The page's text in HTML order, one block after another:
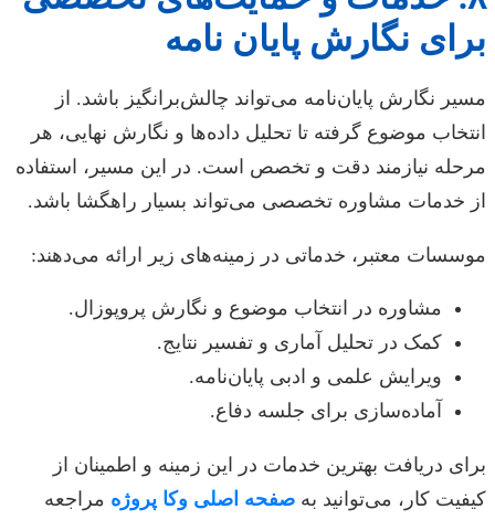
برای نگارش پایان نامه
مسیر نگارش پایان‌نامه می‌تواند چالش‌برانگیز باشد. از
انتخاب موضوع گرفته تا تحلیل داده‌ها و نگارش نهایی، هر
مرحله نیازمند دقت و تخصص است. در این مسیر، استفاده
از خدمات مشاوره تخصصی می‌تواند بسیار راهگشا باشد.
موسسات معتبر، خدماتی در زمینه‌های زیر ارائه می‌دهند:
مشاوره در انتخاب موضوع و نگارش پروپوزال.
کمک در تحلیل آماری و تفسیر نتایج.
ویرایش علمی و ادبی پایان‌نامه.
آماده‌سازی برای جلسه دفاع.
برای دریافت بهترین خدمات در این زمینه و اطمینان از
کیفیت کار، می‌توانید به صفحه اصلی وکا پروژه مراجعه